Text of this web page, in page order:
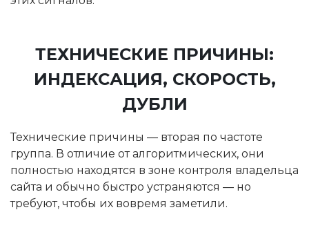
ТЕХНИЧЕСКИЕ ПРИЧИНЫ:
ИНДЕКСАЦИЯ, СКОРОСТЬ,
ДУБЛИ
Технические причины — вторая по частоте
группа. В отличие от алгоритмических, они
полностью находятся в зоне контроля владельца
сайта и обычно быстро устраняются — но
требуют, чтобы их вовремя заметили.